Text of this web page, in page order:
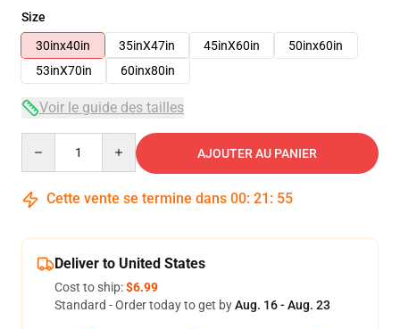
Size
30inx40in
35inX47in 45inX60in
50inx60in
53inX70in
60inx80in
Voir le guide des tailles
AJOUTER AU PANIER
Cette vente se termine dans 00: 21 : 54
Deliver to United States
Cost to ship:$6.99
Standard - Order today to get byAug. 16 - Aug. 23